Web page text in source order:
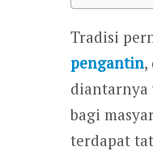
Tradisi
pengantin,
diantarnya
bagi
terdapat